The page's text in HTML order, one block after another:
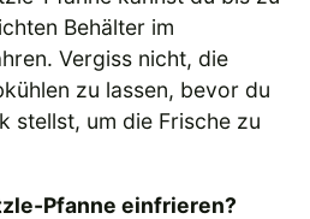
Behälter im
Vergiss nicht, die
zu lassen, bevor du
stellst, um die Frische zu
Pfanne einfrieren?